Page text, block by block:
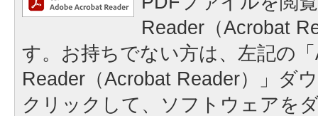
Reader（Acrobat
す。お持ちでない方は、左記の
Reader（Acrobat Reader）」ダ
クリックして、ソフトウェアを